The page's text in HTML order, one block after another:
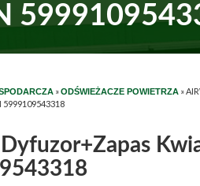
»ODŚWIEŻACZE POWIETRZA »
5999109543318